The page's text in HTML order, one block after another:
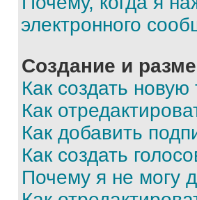
электронного
Создание и
Как создать новую
Как
Как добавить
Как создать
Почему я не могу